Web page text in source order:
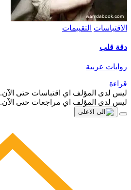
الاقتباسات التقييمات
دقة قلب
روايات عربية
قراءة
ليس لدى المؤلف اي اقتباسات حتى الآن.
ليس لدى المؤلف اي مراجعات حتى الآن.